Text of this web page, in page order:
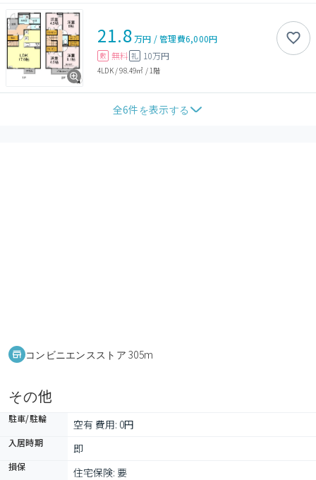
21.8万円 /管理費6,000円
敷 無料 礼 10万円
4LDK/98.49㎡ / 1階
全6件を表示する
コンビニエンスストア 305m
その他
駐車/駐輪 空有 費用: 0円
入居時期 即
損保 住宅保険: 要